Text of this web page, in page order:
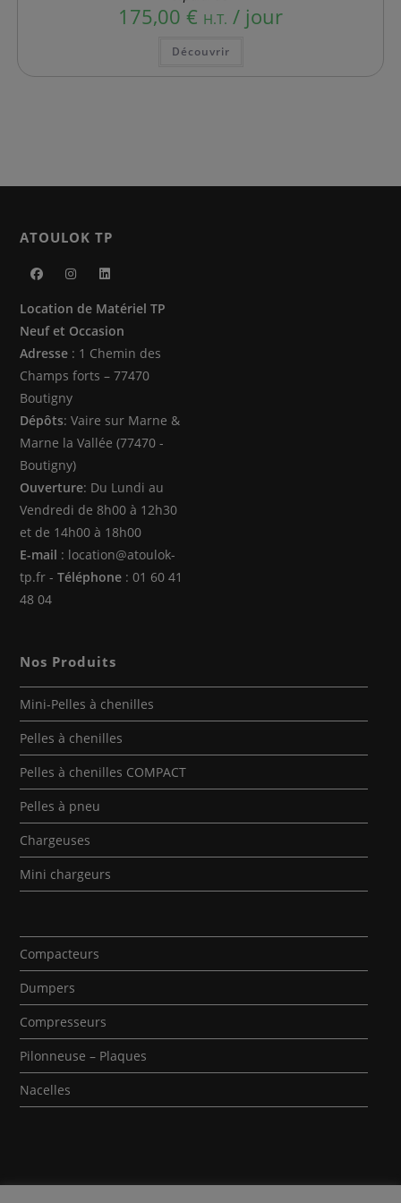
175,00 € H.T. / jour
Découvrir
plusieurs
page
ATOULOK TP
dans
un
nouvel
onglet
dans
un
nouvel
onglet
dans
un
nouvel
onglet
Location de Matériel TP
Neuf et Occasion
Adresse : 1 Chemin des
Champs forts – 77470
Boutigny
Dépôts: Vaire sur Marne &
Marne la Vallée (77470 -
Boutigny)
Ouverture: Du Lundi au
Vendredi de 8h00 à 12h30
et de 14h00 à 18h00
E-mail : location@atoulok-
tp.fr -Téléphone : 01 60 41
48 04
Nos Produits
Mini-Pelles à chenilles
Pelles à chenilles
Pelles à chenilles COMPACT
Pelles à pneu
Chargeuses
Mini chargeurs
Compacteurs
Dumpers
Compresseurs
Pilonneuse – Plaques
Nacelles